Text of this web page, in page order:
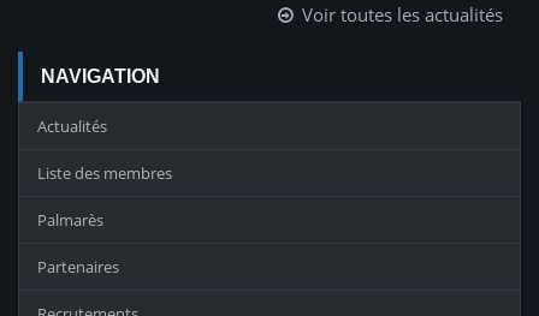
Voir toutes les actualités
NAVIGATION
Actualités
Liste des membres
Palmarès
Partenaires